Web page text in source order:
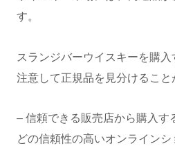
す。
スランジバーウイスキーを購
注意して正規品を見分けること
– 信頼できる販売店から購入す
どの信頼性の高いオンライン